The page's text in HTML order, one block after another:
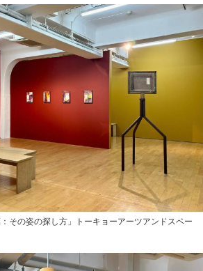
その姿の探し方」トーキョーアーツアンドスペー